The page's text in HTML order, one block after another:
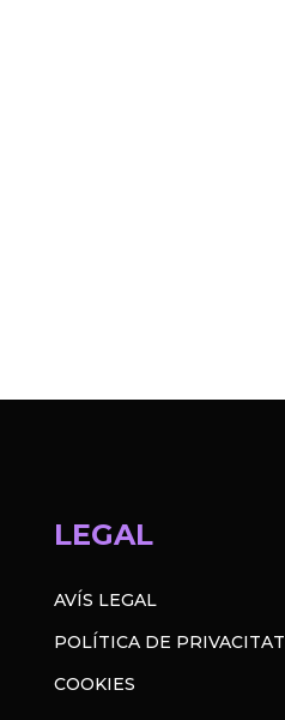
LEGAL
AVÍS LEGAL
POLÍTICA DE PRIVACITAT
COOKIES